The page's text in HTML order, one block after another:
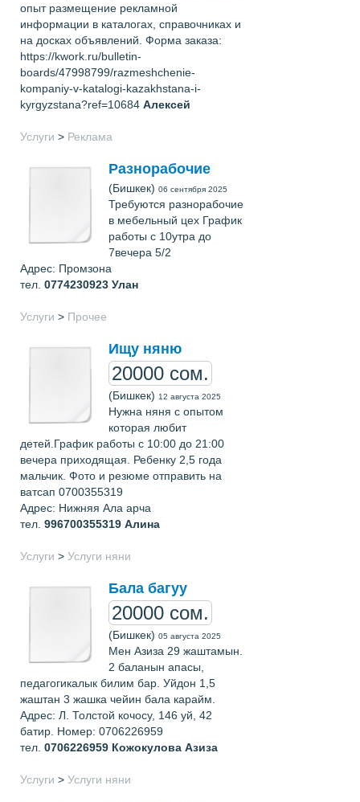
опыт размещение рекламной
информации в каталогах, справочниках и
на досках объявлений. Форма заказа:
https://kwork.ru/bulletin-
boards/47998799/razmeshchenie-
kompaniy-v-katalogi-kazakhstana-i-
kyrgyzstana?ref=10684 Алексей
Услуги > Реклама
Разнорабочие
(Бишкек) 06 сентября 2025
Требуются разнорабочие
в мебельный цех График
работы с 10утра до
7вечера 5/2
Адрес: Промзона
тел. 0774230923 Улан
Услуги > Прочее
Ищу няню
20000 сом.
(Бишкек) 12 августа 2025
Нужна няня с опытом
которая любит
детей.График работы с 10:00 до 21:00
вечера приходящая. Ребенку 2,5 года
мальчик. Фото и резюме отправить на
ватсап 0700355319
Адрес: Нижняя Ала арча
тел. 996700355319 Алина
Услуги > Услуги няни
Бала багуу
20000 сом.
(Бишкек) 05 августа 2025
Мен Азиза 29 жаштамын.
2 баланын апасы,
педагогикалык билим бар. Уйдон 1,5
жаштан 3 жашка чейин бала карайм.
Адрес: Л. Толстой кочосу, 146 уй, 42
батир. Номер: 0706226959
тел. 0706226959 Кожокулова Азиза
Услуги > Услуги няни